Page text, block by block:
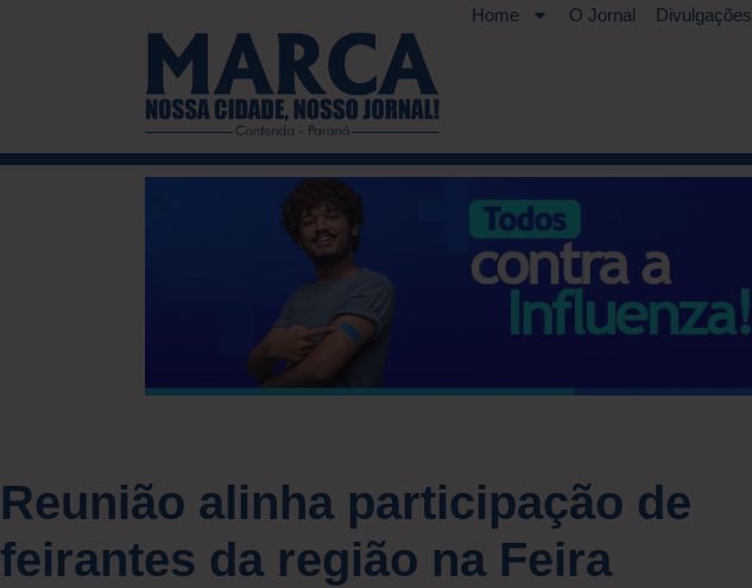
Home O Jornal Divulgações
Reunião alinha participação de
feirantes da região na Feira